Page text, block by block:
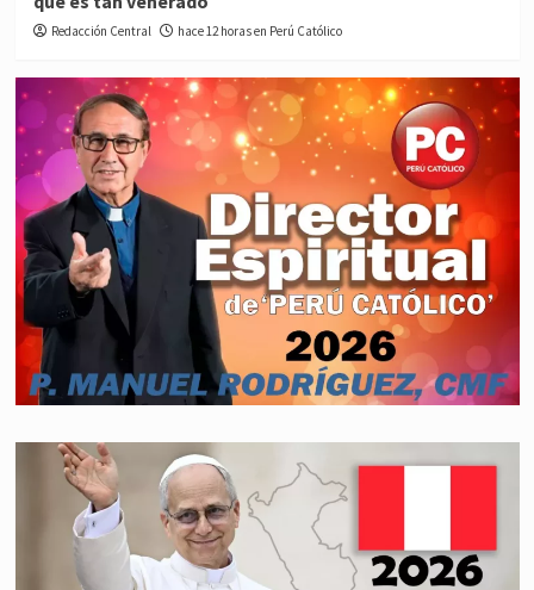
Redacción Central hace 12 horas en Perú Católico